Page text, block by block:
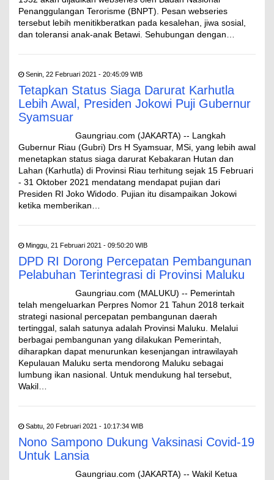
Penanggulangan Terorisme (BNPT). Pesan webseries
tersebut lebih menitikberatkan pada kesalehan, jiwa sosial,
dan toleransi anak-anak Betawi. Sehubungan dengan…
Senin, 22 Februari 2021 - 20:45:09 WIB
Tetapkan Status Siaga Darurat Karhutla
Lebih Awal, Presiden Jokowi Puji Gubernur
Syamsuar
Gaungriau.com (JAKARTA) -- Langkah
Gubernur Riau (Gubri) Drs H Syamsuar, MSi, yang lebih awal
menetapkan status siaga darurat Kebakaran Hutan dan
Lahan (Karhutla) di Provinsi Riau terhitung sejak 15 Februari
- 31 Oktober 2021 mendatang mendapat pujian dari
Presiden RI Joko Widodo. Pujian itu disampaikan Jokowi
ketika memberikan…
Minggu, 21 Februari 2021 - 09:50:20 WIB
DPD RI Dorong Percepatan Pembangunan
Pelabuhan Terintegrasi di Provinsi Maluku
Gaungriau.com (ΜALUKU) -- Pemerintah
telah mengeluarkan Perpres Nomor 21 Tahun 2018 terkait
strategi nasional percepatan pembangunan daerah
tertinggal, salah satunya adalah Provinsi Maluku. Melalui
berbagai pembangunan yang dilakukan Pemerintah,
diharapkan dapat menurunkan kesenjangan intrawilayah
Kepulauan Maluku serta mendorong Maluku sebagai
lumbung ikan nasional. Untuk mendukung hal tersebut,
Wakil…
Sabtu, 20 Februari 2021 - 10:17:34 WIB
Nono Sampono Dukung Vaksinasi Covid-19
Untuk Lansia
Gaungriau.com (JAKARTA) -- Wakil Ketua